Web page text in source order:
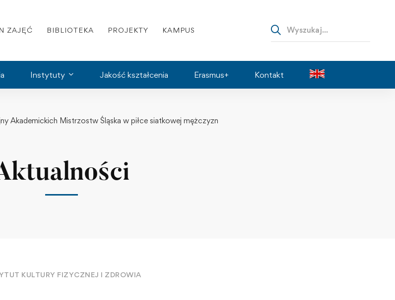
ZAJĘĆ BIBLIOTEKA PROJEKTY KAMPUS
Instytuty Jakość kształcenia Erasmus+ Kontakt
Akademickich Mistrzostw Śląska w piłce siatkowej mężczyzn
KULTURY FIZYCZNEJ I ZDROWIA